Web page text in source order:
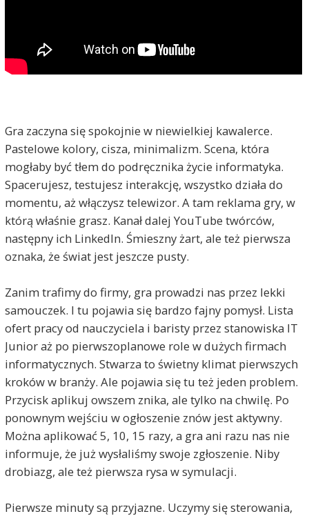
Gra zaczyna się spokojnie w niewielkiej kawalerce.
Pastelowe kolory, cisza, minimalizm. Scena, która
mogłaby być tłem do podręcznika życie informatyka.
Spacerujesz, testujesz interakcję, wszystko działa do
momentu, aż włączysz telewizor. A tam reklama gry, w
którą właśnie grasz. Kanał dalej YouTube twórców,
następny ich LinkedIn. Śmieszny żart, ale też pierwsza
oznaka, że świat jest jeszcze pusty.
Zanim trafimy do firmy, gra prowadzi nas przez lekki
samouczek. I tu pojawia się bardzo fajny pomysł. Lista
ofert pracy od nauczyciela i baristy przez stanowiska IT
Junior aż po pierwszoplanowe role w dużych firmach
informatycznych. Stwarza to świetny klimat pierwszych
kroków w branży. Ale pojawia się tu też jeden problem.
Przycisk aplikuj owszem znika, ale tylko na chwilę. Po
ponownym wejściu w ogłoszenie znów jest aktywny.
Można aplikować 5, 10, 15 razy, a gra ani razu nas nie
informuje, że już wysłaliśmy swoje zgłoszenie. Niby
drobiazg, ale też pierwsza rysa w symulacji.
Pierwsze minuty są przyjazne. Uczymy się sterowania,